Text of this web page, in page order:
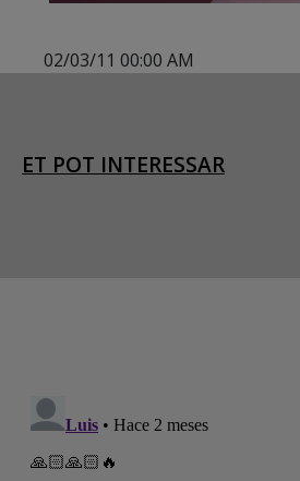
02/03/11 00:00 AM
ET POT INTERESSAR